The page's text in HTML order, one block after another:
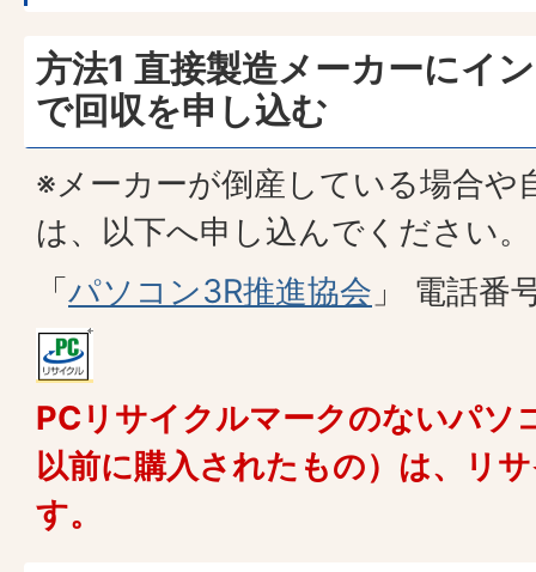
方法1 直接製造メーカーにイ
で回収を申し込む
※メーカーが倒産している場合や
は、以下へ申し込んでください。
「パソコン3R推進協会 」 電話
PCリサイクルマークのないパソ
以前に購入されたもの）は、リ
す。